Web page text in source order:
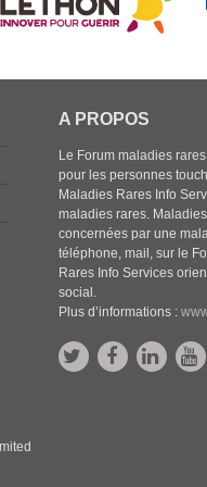
A PROPOS
Le Forum maladies
pour les personnes
Maladies Rares Info
maladies rares.
concernées par une
téléphone, mail, sur le
Rares Info Services
social.
Plus d’informations :